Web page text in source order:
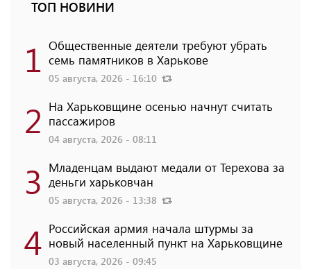
ТОП НОВИНИ
1 Общественные деятели требуют убрать
семь памятников в Харькове
05 августа, 2026 - 16:10
2 На Харьковщине осенью начнут считать
пассажиров
04 августа, 2026 - 08:11
3 Младенцам выдают медали от Терехова за
деньги харьковчан
05 августа, 2026 - 13:38
4 Российская армия начала штурмы за
новый населенный пункт на Харьковщине
03 августа, 2026 - 09:45